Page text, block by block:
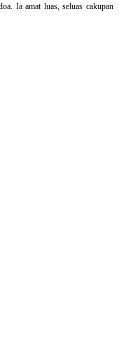
Ia amat luas, seluas cakupan